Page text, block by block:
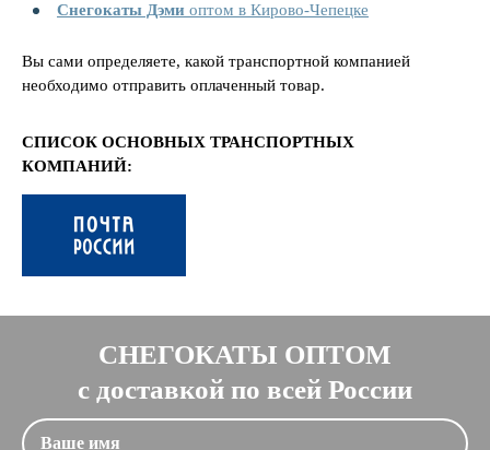
Снегокаты Дэми оптом в Кирово-Чепецке
Вы сами определяете, какой транспортной компанией
необходимо отправить оплаченный товар.
СПИСОК ОСНОВНЫХ ТРАНСПОРТНЫХ
КОМПАНИЙ:
СНЕГОКАТЫ ОПТОМ
с доставкой по всей России